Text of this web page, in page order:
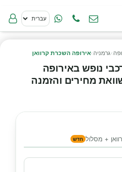
›גרמניה ›אירופה השכרת קרוואן
נופש באירופה
מחירים והזמנה
+ מסלול חדש